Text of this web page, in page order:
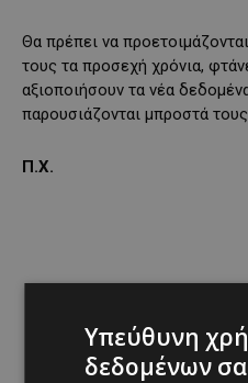
Θα πρέπει να
τους τα προσεχή χρόνια,
αξιοποιήσουν τα νέα
παρουσιάζονται μπροστά
Π.Χ.
Υπεύθυνη
δεδομένων